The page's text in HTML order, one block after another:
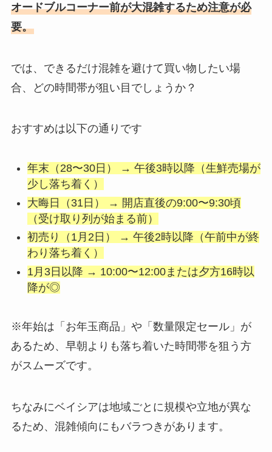
オードブルコーナー前が大混雑するため注意が必
要。
では、できるだけ混雑を避けて買い物したい場
合、どの時間帯が狙い目でしょうか？
おすすめは以下の通りです
年末（28〜30日） → 午後3時以降（生鮮売場が
少し落ち着く）
大晦日（31日） → 開店直後の9:00〜9:30頃
（受け取り列が始まる前）
初売り（1月2日） → 午後2時以降（午前中が終
わり落ち着く）
1月3日以降 → 10:00〜12:00または夕方16時以
降が◎
※年始は「お年玉商品」や「数量限定セール」が
あるため、早朝よりも落ち着いた時間帯を狙う方
がスムーズです。
ちなみにベイシアは地域ごとに規模や立地が異な
るため、混雑傾向にもバラつきがあります。